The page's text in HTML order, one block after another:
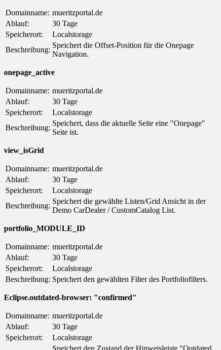
Domainname: mueritzportal.de
Ablauf:
30 Tage
Speicherort:
Localstorage
Beschreibung:
Speichert die Offset-Position für die Onepage
Navigation.
onepage_active
Domainname: mueritzportal.de
Ablauf:
30 Tage
Speicherort:
Localstorage
Beschreibung:
Speichert, dass die aktuelle Seite eine "Onepage"
Seite ist.
view_isGrid
Domainname: mueritzportal.de
Ablauf:
30 Tage
Speicherort:
Localstorage
Beschreibung:
Speichert die gewählte Listen/Grid Ansicht in der
Demo CarDealer / CustomCatalog List.
portfolio_MODULE_ID
Domainname: mueritzportal.de
Ablauf:
30 Tage
Speicherort:
Localstorage
Beschreibung: Speichert den gewählten Filter des Portfoliofilters.
Eclipse.outdated-browser: "confirmed"
Domainname: mueritzportal.de
Ablauf:
30 Tage
Speicherort:
Localstorage
Speichert den Zustand der Hinweisleiste "Outdated